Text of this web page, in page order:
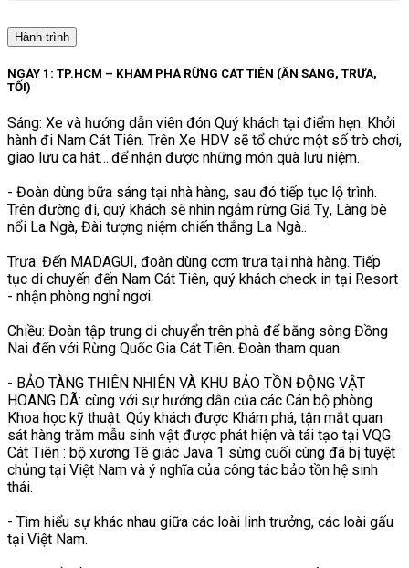
Hành trình
NGÀY 1: TP.HCM – KHÁM PHÁ RỪNG CÁT TIÊN (ĂN SÁNG, TRƯA,
TỐI)
Sáng: Xe và hướng dẫn viên đón Quý khách tại điểm hẹn. Khởi
hành đi Nam Cát Tiên. Trên Xe HDV sẽ tổ chức một số trò chơi,
giao lưu ca hát….để nhận được những món quà lưu niệm.
- Đoàn dùng bữa sáng tại nhà hàng, sau đó tiếp tục lộ trình.
Trên đường đi, quý khách sẽ nhìn ngắm rừng Giá Tỵ, Làng bè
nổi La Ngà, Đài tượng niệm chiến thắng La Ngà..
Trưa: Đến MADAGUI, đoàn dùng cơm trưa tại nhà hàng. Tiếp
tục di chuyến đến Nam Cát Tiên, quý khách check in tại Resort
- nhận phòng nghỉ ngơi.
Chiều: Đoàn tập trung di chuyển trên phà để băng sông Đồng
Nai đến với Rừng Quốc Gia Cát Tiên. Đoàn tham quan:
- BẢO TÀNG THIÊN NHIÊN VÀ KHU BẢO TỒN ĐỘNG VẬT
HOANG DÃ: cùng với sự hướng dẫn của các Cán bộ phòng
Khoa học kỹ thuật. Qúy khách được Khám phá, tận mắt quan
sát hàng trăm mẫu sinh vật được phát hiện và tái tạo tại VQG
Cát Tiên : bộ xương Tê giác Java 1 sừng cuối cùng đã bị tuyệt
chủng tại Việt Nam và ý nghĩa của công tác bảo tồn hệ sinh
thái.
- Tìm hiểu sự khác nhau giữa các loài linh trưởng, các loài gấu
tại Việt Nam.